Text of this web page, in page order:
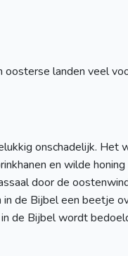
oosterse landen veel
onschadelijk.
en wilde
door de
de Bijbel een beetje
de Bijbel wordt